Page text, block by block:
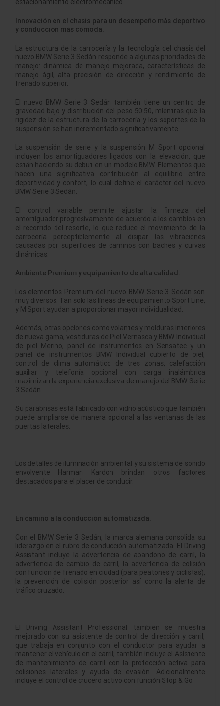
estacionamiento electromecánico.
Innovación en el chasis para un desempeño más deportivo
y conducción más cómoda.
La estructura de la carrocería y la tecnología del chasis del
nuevo BMW Serie 3 Sedán responde a algunas prioridades de
manejo: dinámica de manejo mejorada, características de
manejo ágil, alta precisión de dirección y rendimiento de
frenado superior.
El nuevo BMW Serie 3 Sedán también tiene un centro de
gravedad bajo y distribución del peso 50:50, mientras que la
rigidez de la estructura de la carrocería y los soportes de la
suspensión se han incrementado significativamente.
La suspensión de serie y la suspensión M Sport opcional
incluyen los amortiguadores ligados con la elevación, que
están haciendo su debut en un modelo BMW. Elementos que
hacen una significativa contribución al equilibrio entre
deportividad y confort, lo cual define el carácter del nuevo
BMW Serie 3 Sedán.
El control variable permite ajustar la firmeza del
amortiguador progresivamente de acuerdo a los cambios en
el recorrido del resorte, lo que reduce el movimiento de la
carrocería perceptiblemente al disipar las vibraciones
causadas por superficies de caminos con baches y curvas
dinámicas.
Ambiente Premium y equipamiento de alta calidad.
Los elementos Premium del nuevo BMW Serie 3 Sedán son
muy diversos. Tan solo las líneas de equipamiento Sport Line,
y M Sport ayudan a proporcionar mayor individualidad.
Además, otras opciones como volantes y molduras interiores
de nueva gama, vestiduras de Piel Vernasca y BMW Individual
de piel Merino, panel de instrumentos en Sensatec y un
panel de instrumentos BMW Individual cubierto de piel,
control de clima automático de tres zonas, calefacción
auxiliar y telefonía opcional con carga inalámbrica
maximizan la experiencia exclusiva de manejo del BMW Serie
3 Sedán.
Su parabrisas está fabricado con vidrio acústico que también
puede ampliarse de manera opcional a las ventanas de las
puertas laterales.
Los detalles de iluminación ambiental y su sistema de sonido
envolvente Harman Kardon brindan otros factores
destacados para el placer de conducir.
En camino a la conducción automatizada.
Con el BMW Serie 3 Sedán, la marca alemana consolida su
liderazgo en el rubro de conducción automatizada. El Driving
Assistant incluye la advertencia de abandono de carril, la
advertencia de cambio de carril, la advertencia de colisión
con función de frenado en ciudad (para peatones y ciclistas),
la prevención de colisión posterior así como la alerta de
tráfico cruzado.
El Driving Assistant Professional también se muestra
mejorado con su asistente de control de dirección y carril,
que trabaja en conjunto con el conductor para ayudar a
mantener el vehículo en el carril; también incluye el Asistente
de mantenimiento de carril con la protección activa para
colisiones laterales y ayuda de evasión. Adicionalmente
incluye el control de crucero activo con función Stop & Go.